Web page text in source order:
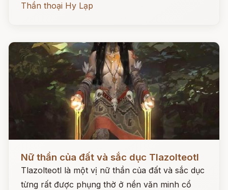
Thần thoại Hy Lạp
Nữ thần của đất và sắc dục Tlazolteotl
Tlazolteotl là một vị nữ thần của đất và sắc dục
từng rất được phụng thờ ở nền văn minh cổ